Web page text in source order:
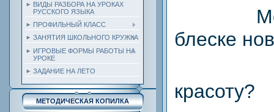
ВИДЫ РАЗБОРА НА УРОКАХ
РУССКОГО ЯЗЫКА
ПРОФИЛЬНЫЙ КЛАСС
ЗАНЯТИЯ ШКОЛЬНОГО КРУЖКА
ИГРОВЫЕ ФОРМЫ РАБОТЫ НА
УРОКЕ
ЗАДАНИЕ НА ЛЕТО
МЕТОДИЧЕСКАЯ КОПИЛКА
блеске
красоту?